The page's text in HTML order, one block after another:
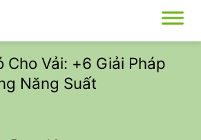
Cho Vải: +6 Giải Pháp
Năng Suất